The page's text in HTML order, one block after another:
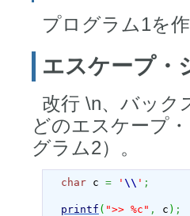
プログラム1を
エスケープ・
改行 \n、バック
どのエスケープ
グラム2）。
char c = ' \\ ' ;
printf ( ">> %c" , c ) ;